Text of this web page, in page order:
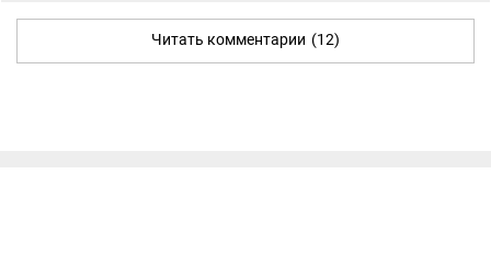
Читать комментарии (12)